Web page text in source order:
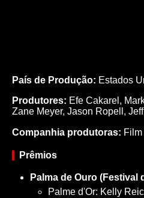
País de Produção: Estados
Produtores: Efe Cakarel,
Zane Meyer, Jason Ropell,
Companhia produtoras: Film
Prêmios
Palma de Ouro (Festival
Palme d'Or: Kelly